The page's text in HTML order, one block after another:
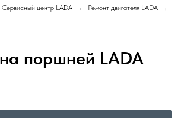
Сервисный центр LADA → Ремонт двигателя LADA →
поршней LADA